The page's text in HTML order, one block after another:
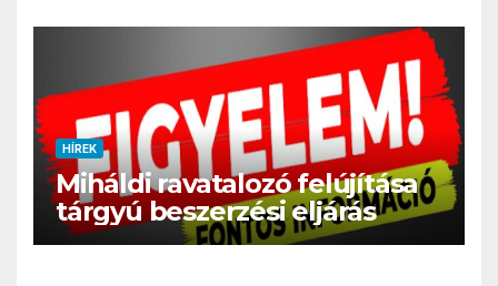
HÍREK
Miháldi ravatalozó felújítása
tárgyú beszerzési eljárás